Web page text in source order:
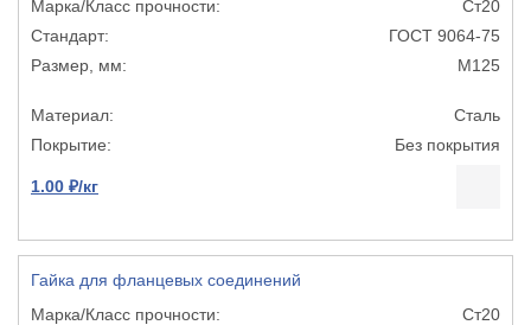
Ст20
ГОСТ 9064-75
М125
Сталь
Без покрытия
1.00 ₽/кг
Гайка для фланцевых соединений
Ст20